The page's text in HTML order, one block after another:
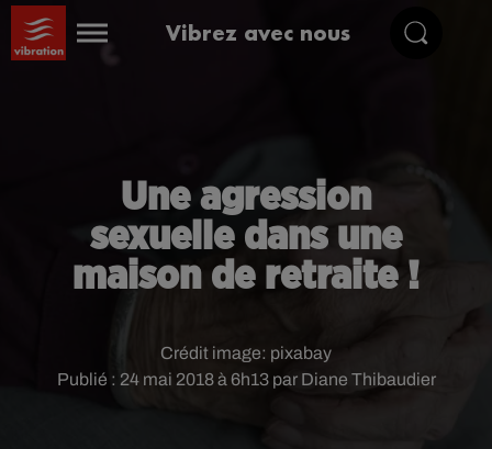
Vibrez avec nous
Une agression
sexuelle dans une
maison de retraite !
Publié : 24 mai 2018 à 6h13 par Diane Thibaudier
Crédit image: pixabay